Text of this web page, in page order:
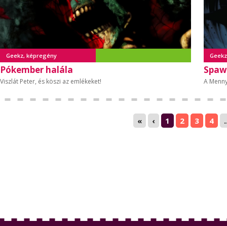
Geekz, képregény
Pókember halála
Viszlát Peter, és köszi az emlékeket! A
« ‹ 1 2 3 4